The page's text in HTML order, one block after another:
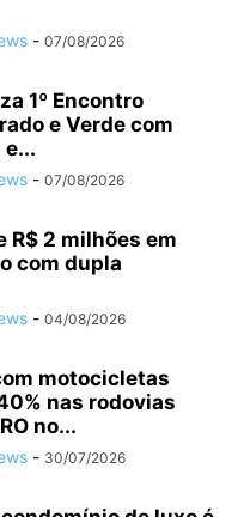
- 07/08/2026
1º Encontro
e Verde com
- 07/08/2026
R$ 2 milhões em
com dupla
- 04/08/2026
motocicletas
nas rodovias
no...
- 30/07/2026